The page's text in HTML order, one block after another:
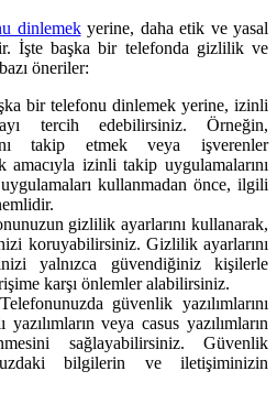
dinlemekyerine, daha etik ve yasal
İşte başka bir telefonda gizlilik ve
öneriler:
bir telefonu dinlemek yerine, izinli
tercih edebilirsiniz. Örneğin,
takip etmek veya işverenler
amacıyla izinli takip uygulamalarını
kullanmadan önce, ilgili
gizlilik ayarlarını kullanarak,
koruyabilirsiniz. Gizlilik ayarlarını
yalnızca güvendiğiniz kişilerle
karşı önlemler alabilirsiniz.
güvenlik yazılımlarını
veya casus yazılımların
sağlayabilirsiniz. Güvenlik
bilgilerin ve iletişiminizin